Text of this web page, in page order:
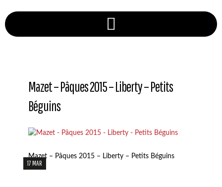
Mazet – Pâques 2015 – Liberty – Petits
Béguins
17 MAR
Mazet – Pâques 2015 – Liberty – Petits Béguins